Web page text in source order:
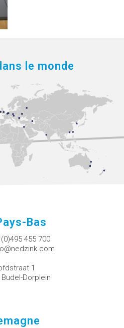
le monde
Bas
455 700
1
Budel-Dorplein